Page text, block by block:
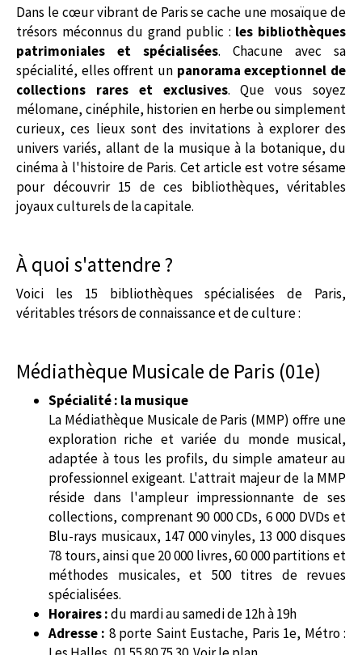
Dans le cœur vibrant de Paris se cache une mosaïque de
trésors méconnus du grand public : les bibliothèques
patrimoniales et spécialisées. Chacune avec sa
spécialité, elles offrent un panorama exceptionnel de
collections rares et exclusives. Que vous soyez
mélomane, cinéphile, historien en herbe ou simplement
curieux, ces lieux sont des invitations à explorer des
univers variés, allant de la musique à la botanique, du
cinéma à l'histoire de Paris. Cet article est votre sésame
pour découvrir 15 de ces bibliothèques, véritables
joyaux culturels de la capitale.
À quoi s'attendre ?
Voici les 15 bibliothèques spécialisées de Paris,
véritables trésors de connaissance et de culture :
Médiathèque Musicale de Paris (01e)
Spécialité : la musique
La Médiathèque Musicale de Paris (MMP) offre une
exploration riche et variée du monde musical,
adaptée à tous les profils, du simple amateur au
professionnel exigeant. L'attrait majeur de la MMP
réside dans l'ampleur impressionnante de ses
collections, comprenant 90 000 CDs, 6 000 DVDs et
Blu-rays musicaux, 147 000 vinyles, 13 000 disques
78 tours, ainsi que 20 000 livres, 60 000 partitions et
méthodes musicales, et 500 titres de revues
spécialisées.
Horaires :du mardi au samedi de 12h à 19h
Adresse : 8 porte Saint Eustache, Paris 1e, Métro :